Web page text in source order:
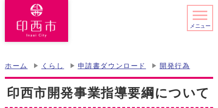
メニュー
ホーム くらし 申請書ダウンロード 開発行為
印西市開発事業指導要綱について